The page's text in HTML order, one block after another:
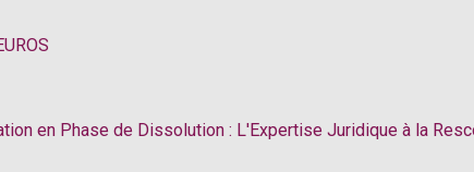
en Phase de Dissolution : L'Expertise Juridique à la